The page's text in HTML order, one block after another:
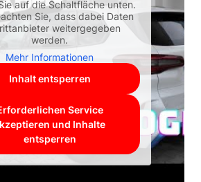
auf die Schaltfläche unten.
Sie, dass dabei Daten
weitergegeben
werden.
Mehr Informationen
Inhalt entsperren
Service
und Inhalte
entsperren